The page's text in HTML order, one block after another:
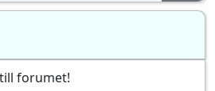
forumet!